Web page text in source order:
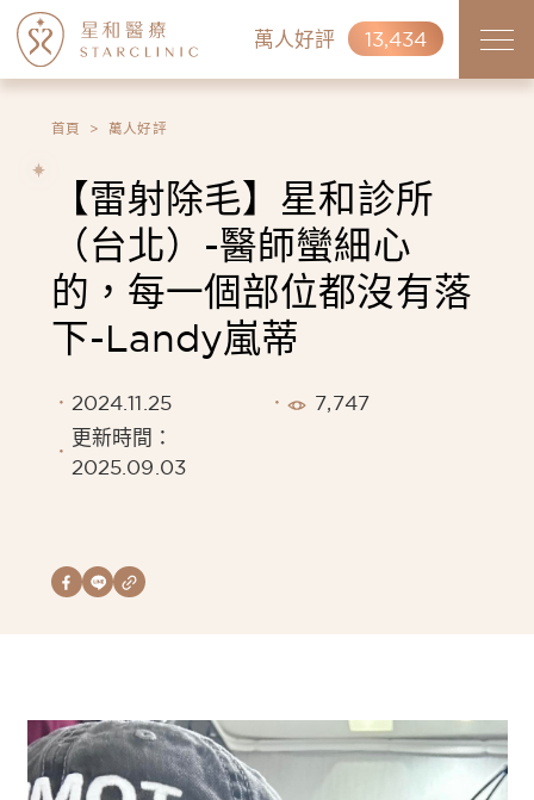
萬人好評 13,434
首頁 萬人好評
【雷射除毛】星和診所
（台北）-醫師蠻細心
的，每一個部位都沒有落
下-Landy嵐蒂
2024.11.25
7,747
更新時間：
2025.09.03